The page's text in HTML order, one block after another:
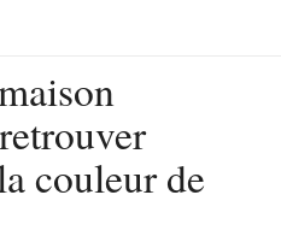
couleur de